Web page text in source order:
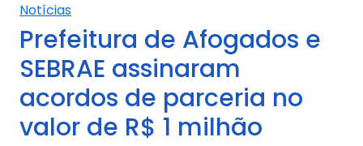
Notícias
Prefeitura de Afogados e
SEBRAE assinaram
acordos de parceria no
valor de R$ 1 milhão